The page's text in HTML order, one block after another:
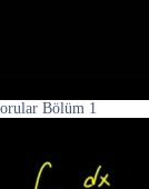
Bölüm 1